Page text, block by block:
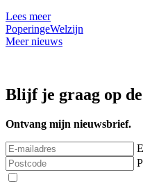
Lees meer
PoperingeWelzijn
Meer nieuws
Blijf je graag op
Ontvang mijn nieuwsbrief.